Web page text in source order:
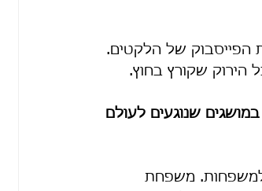
הפייסבוק של הלקטים.
הירוק שקורץ בחוץ.
שנוגעים לעולם
למשפחות. משפחת